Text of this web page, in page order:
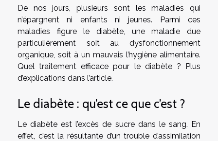
De nos jours, plusieurs sont les maladies qui
n’épargnent ni enfants ni jeunes. Parmi ces
maladies figure le diabète, une maladie due
particulièrement soit au dysfonctionnement
organique, soit à un mauvais l’hygiène alimentaire.
Quel traitement efficace pour le diabète ? Plus
d’explications dans l’article.
Le diabète : qu’est ce que c’est ?
Le diabète est l’excès de sucre dans le sang. En
effet, c’est la résultante d’un trouble d’assimilation